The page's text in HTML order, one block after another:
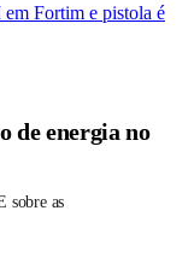
Fortim e pistola é
de energia no
sobre as